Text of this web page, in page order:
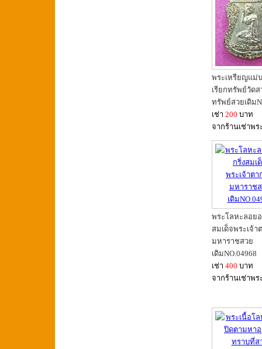
พระเหรียญแม่
เรียกทรัพย์วัด
ทรัพย์สวยเดิม
เช่า 200 บาท
จากร้านเช่าพ
พระโลหะลอย
สมเด็จพระเจ้า
มหาราชสวย
เดิมNO.04968
เช่า 400 บาท
จากร้านเช่าพ